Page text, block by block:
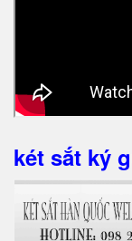
két sắt ký